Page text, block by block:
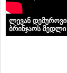
ლევან
ბრინჯაოს